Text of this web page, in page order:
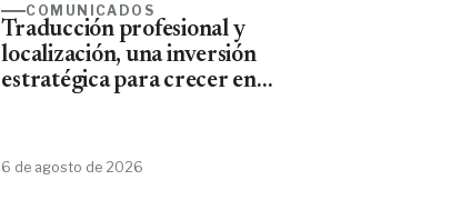
COMUNICADOS
Traducción profesional y
localización, una inversión
estratégica para crecer en
6 de agosto de 2026